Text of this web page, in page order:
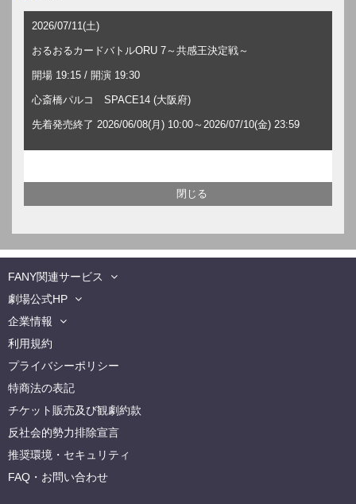
2026/07/11(土)
おるおるカードバトルORU 7～共感王決定戦～
開場 19:15 / 開演 19:30
心斎橋パルコ SPACE14 (大阪府)
先着発売終了 2026/06/08(月) 10:00～2026/07/10(金) 23:59
FANY関連サービス
劇場公式HP
企業情報
利用規約
プライバシーポリシー
特商法の表記
チケット販売及び観劇約款
反社会的勢力排除宣言
推奨環境・セキュリティ
FAQ・お問い合わせ